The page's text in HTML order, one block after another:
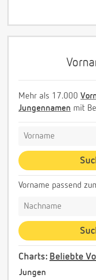
Mehr als 17.000
Jungennamen mit
Vorname passend
Charts: Beliebte
Jungen